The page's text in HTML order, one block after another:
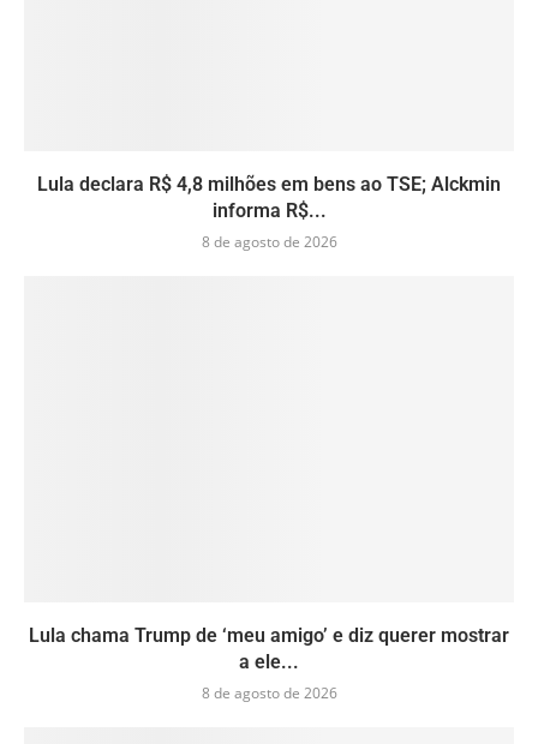
Lula declara R$ 4,8 milhões em bens ao TSE; Alckmin
informa R$...
8 de agosto de 2026
Lula chama Trump de ‘meu amigo’ e diz querer mostrar
a ele...
8 de agosto de 2026